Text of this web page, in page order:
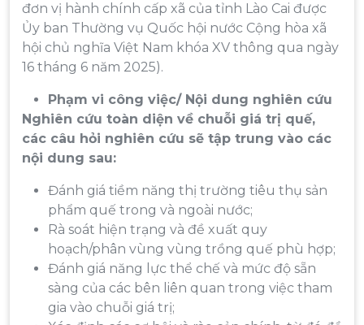
đơn vị hành chính cấp xã của tỉnh Lào Cai được
Ủy ban Thường vụ Quốc hội nước Cộng hòa xã
hội chủ nghĩa Việt Nam khóa XV thông qua ngày
16 tháng 6 năm 2025).
Phạm vi công việc/ Nội dung nghiên cứu
Nghiên cứu toàn diện về chuỗi giá trị quế,
các câu hỏi nghiên cứu sẽ tập trung vào các
nội dung sau:
Đánh giá tiềm năng thị trường tiêu thụ sản
phẩm quế trong và ngoài nước;
Rà soát hiện trạng và đề xuất quy
hoạch/phân vùng vùng trồng quế phù hợp;
Đánh giá năng lực thể chế và mức độ sẵn
sàng của các bên liên quan trong việc tham
gia vào chuỗi giá trị;